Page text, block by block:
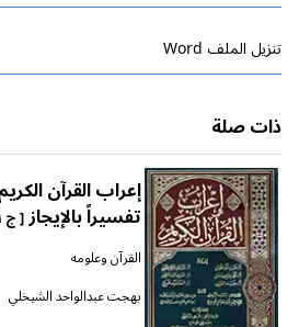
تنزیل الملف Word
ذات صلة
إعراب القرآن
تفسيراً بالإيجاز[ ج ١ ]
القرآن وعلومه
بهجت عبدالواحد الشيخلي